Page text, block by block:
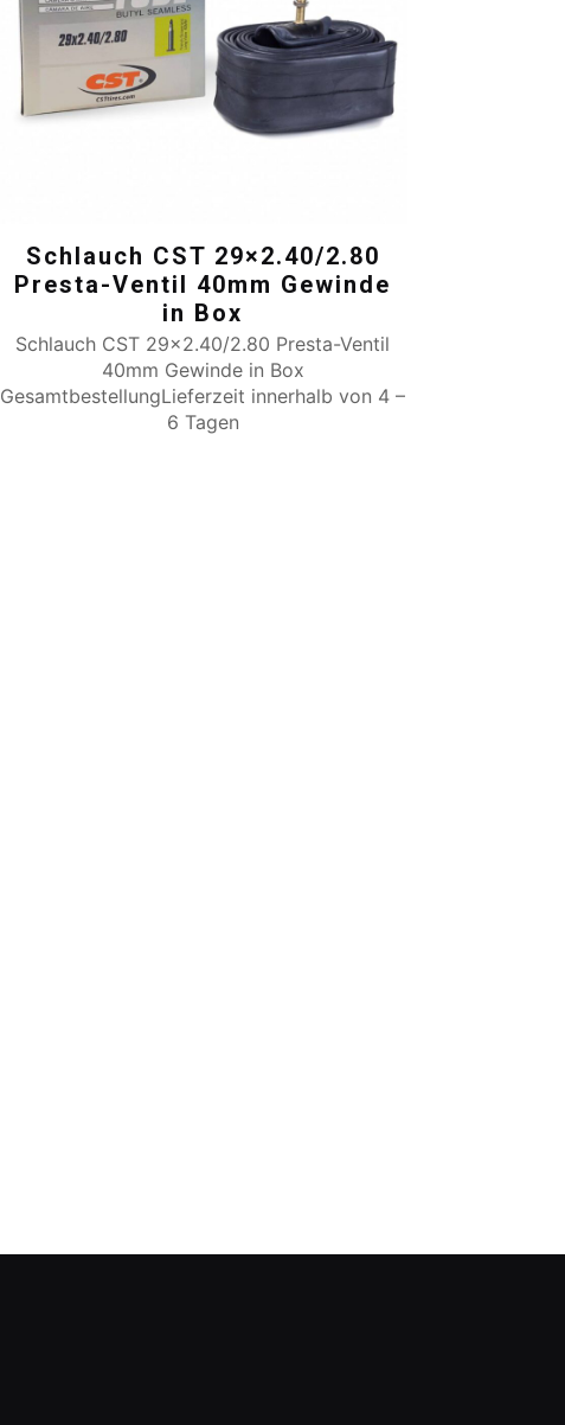
Schlauch CST 29×2.40/2.80
Presta-Ventil 40mm Gewinde
in Box
Schlauch CST 29×2.40/2.80 Presta-Ventil
40mm Gewinde in Box
GesamtbestellungLieferzeit innerhalb von 4 –
6 Tagen